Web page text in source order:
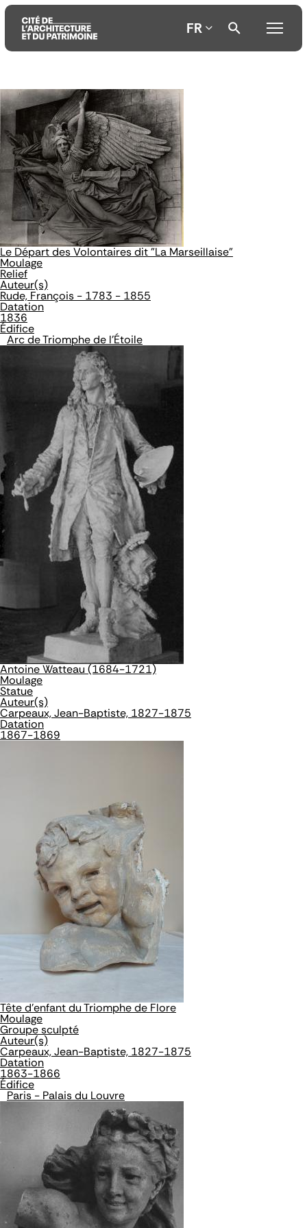
Aller
au
contenu
principal
Aller
au
principal
Aller
à
recherche
FR
Le Départ des Volontaires dit "La Marseillaise"
Moulage
Relief
Auteur(s)
Rude, François - 1783 - 1855
Datation
1836
Édifice
Arc de Triomphe de l'Étoile
Antoine Watteau (1684-1721)
Moulage
Statue
Auteur(s)
Carpeaux, Jean-Baptiste, 1827-1875
Datation
1867-1869
Tête d'enfant du Triomphe de Flore
Moulage
Groupe sculpté
Auteur(s)
Carpeaux, Jean-Baptiste, 1827-1875
Datation
1863-1866
Édifice
Paris - Palais du Louvre